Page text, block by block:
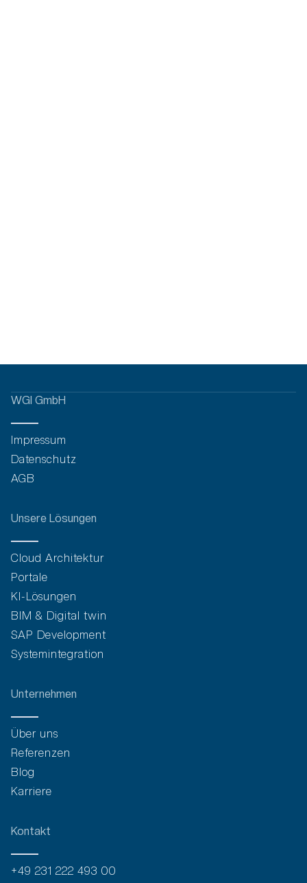
WGI GmbH
Impressum
Datenschutz
AGB
Unsere Lösungen
Cloud Architektur
Portale
KI-Lösungen
BIM & Digital twin
SAP Development
Systemintegration
Unternehmen
Über uns
Referenzen
Blog
Karriere
Kontakt
+49 231 222 493 00